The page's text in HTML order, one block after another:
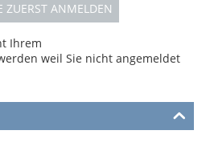
ZUERST ANMELDEN
Ihrem
weil Sie nicht angemeldet